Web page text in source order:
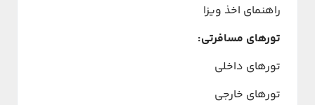
راهنمای اخذ ویزا
تورهای مسافرتی:
تورهای داخلی
تورهای خارجی